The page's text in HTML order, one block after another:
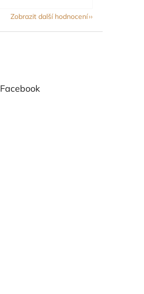
Zobrazit další hodnocení
Facebook